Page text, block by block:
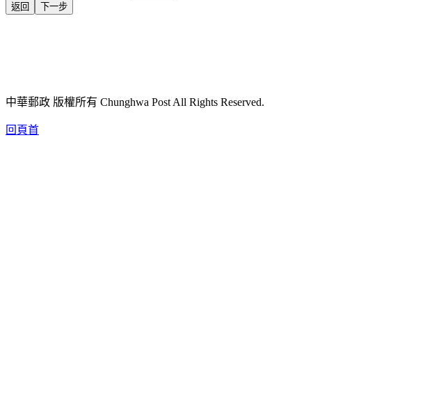
返回
下一步
中華郵政 版權所有 Chunghwa Post All Rights Reserved.
回頁首